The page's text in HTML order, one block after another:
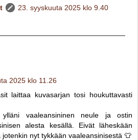
23. syyskuuta 2025 klo 9.40
2025 klo 11.26
laittaa kuvasarjan tosi houkuttavasti
vaaleansininen neule ja ostin
alesta kesällä. Eivät läheskään
nyt tykkään vaaleansinisestä 👕